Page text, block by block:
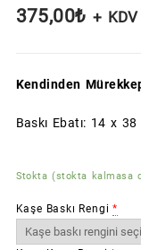
375,00₺ +
Kendinden
Baskı Ebatı: 14 x
Stokta (stokta kalmasa
Kaşe Baskı Rengi *